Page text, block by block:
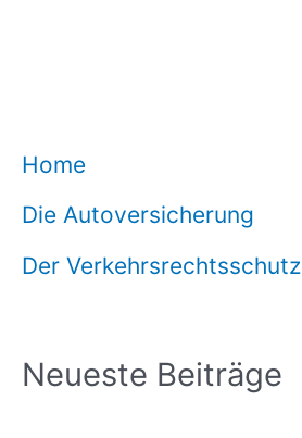
Home
Die Autoversicherung
Der Verkehrsrechtsschutz
Neueste Beiträge